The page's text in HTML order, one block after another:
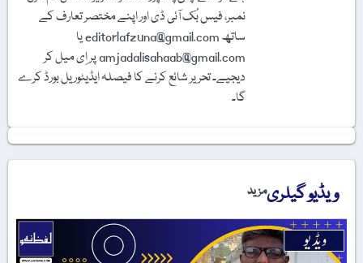
نمبر، فیس بُک آئی ڈی اور اپنے مختصر تعارف کے
ساتھ editorlafzuna@gmail.com یا
amjadalisahaab@gmail.com پر اِی میل کر
دیجیے۔ تحریر شائع کرنے کا فیصلہ ایڈیٹوریل بورڈ کرے
گا۔
ویڈیو گیلریمزید